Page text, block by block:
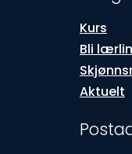
Kurs
Bli
Aktuelt